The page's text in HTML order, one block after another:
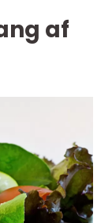
af